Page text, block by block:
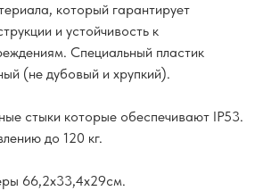
который гарантирует
и устойчивость к
Специальный пластик
(не дубовый и хрупкий).
стыки которые обеспечивают IP53.
до 120 кг.
66,2х33,4х29см.